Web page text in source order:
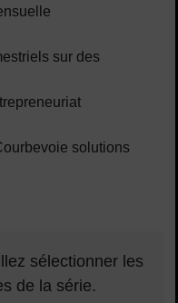
sur des
solutions
sélectionner les
de la série.